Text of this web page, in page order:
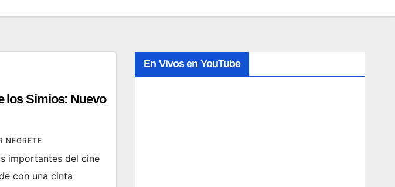
los Simios: Nuevo
NEGRETE
importantes del cine
con una cinta
En Vivos en YouTube